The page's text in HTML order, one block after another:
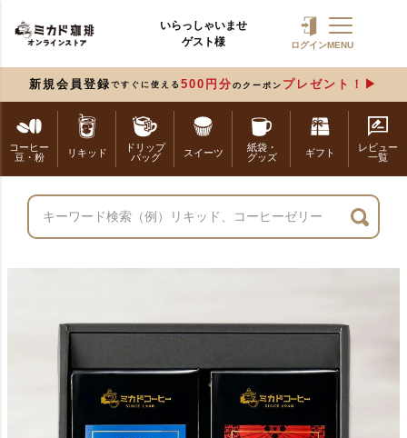
いらっしゃいませ
ゲスト様
ログインMENU
新規会員登録 ですぐに使える 500円分 のクーポン プレゼント！
コーヒー
豆・粉
リキッド
ドリップ
バッグ
スイーツ
紙袋・
グッズ
ギフト
レビュー
一覧